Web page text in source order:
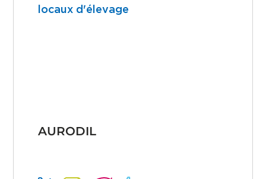
locaux d'élevage
AURODIL